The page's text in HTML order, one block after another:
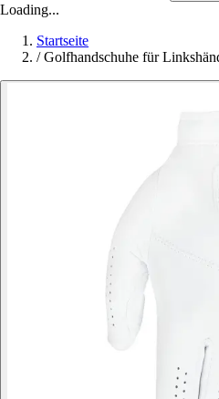
Loading...
Startseite
/ Golfhandschuhe für